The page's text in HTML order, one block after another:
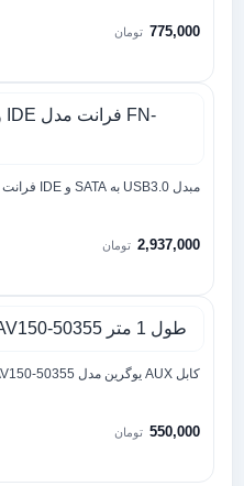
775,000 تومان
مبدل USB3.0 به SATA و IDE فرانت مدل FN-U3ST120
2,937,000 تومان
کابل AUX یوگرین مدل AV150-50355 طول 1 متر
550,000 تومان